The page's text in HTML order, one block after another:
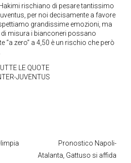
rischiano di pesare tantissimo
per noi decisamente a favore
grandissime emozioni, ma
di misura i bianconeri possano
“a zero” a 4,50 è un rischio che però
LE QUOTE
JUVENTUS
Pronostico Napoli-
Atalanta, Gattuso si affida